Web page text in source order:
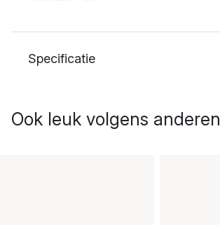
Specificatie
Ook leuk volgens anderen